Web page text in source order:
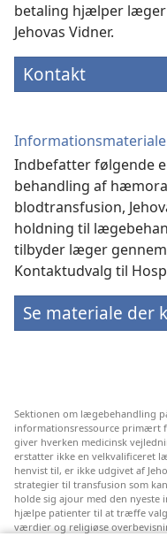
betaling hjælper
Jehovas Vidner.
Kontakt
Indbefatter følgende
behandling af
blodtransfusion,
holdning til
tilbyder læger
Kontaktudvalg til
Se materiale der
Sektionen om lægebehandling
informationsressource primært
giver hverken medicinsk
erstatter ikke en velkvalificeret
henvist til, er ikke udgivet af
strategier til transfusion som
holde sig ajour med den
hjælpe patienter til at træffe valg
værdier og religiøse